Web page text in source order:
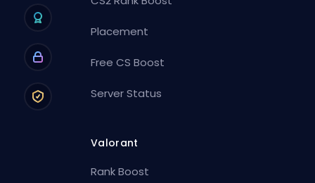
Placement
Free CS Boost
Server Status
Valorant
Rank Boost